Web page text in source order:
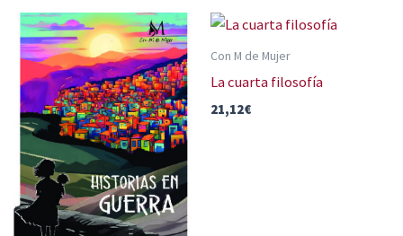
Con M de Mujer
La cuarta filosofía
21,12€